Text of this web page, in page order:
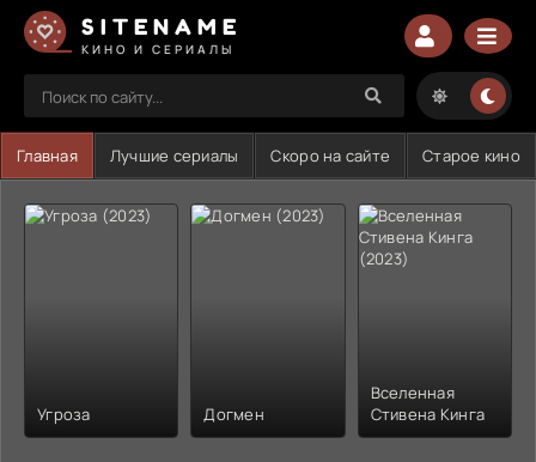
SITENAME
КИНО И СЕРИАЛЫ
Главная Лучшие сериалы Скоро на сайте Старое кино
Угроза Догмен
Вселенная
Стивена Кинга